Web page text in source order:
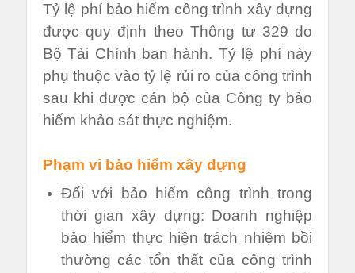
Tỷ lệ phí bảo hiểm công trình xây dựng
được quy định theo Thông tư 329 do
Bộ Tài Chính ban hành. Tỷ lệ phí này
phụ thuộc vào tỷ lệ rủi ro của công trình
sau khi được cán bộ của Công ty bảo
hiểm khảo sát thực nghiệm.
Phạm vi bảo hiểm xây dựng
Đối với bảo hiểm công trình trong
thời gian xây dựng: Doanh nghiệp
bảo hiểm thực hiện trách nhiệm bồi
thường các tổn thất của công trình